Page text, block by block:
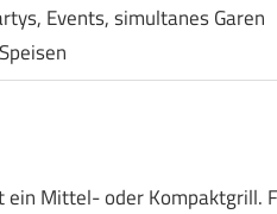
Events, simultanes Garen
Mittel- oder Kompaktgrill.